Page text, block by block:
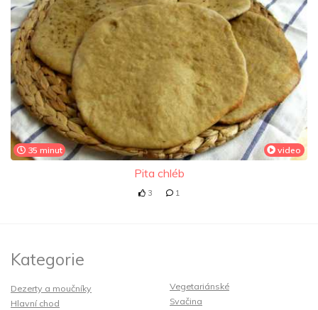
35 minut video
Pita chléb
3 1
Kategorie
Dezerty a moučníky
Hlavní chod
Vegetariánské
Svačina